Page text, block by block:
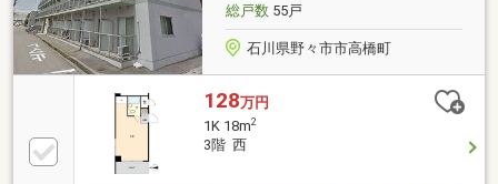
総戸数55戸
石川県野々市市高橋町
128万円
1K 18m2
3階 西